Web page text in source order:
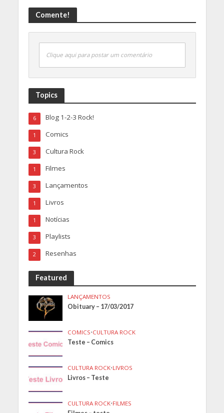
Comente!
Clique aqui para postar um comentário
Topics
Blog 1-2-3 Rock!
6
Comics
1
Cultura Rock
3
Filmes
1
Lançamentos
3
Livros
1
Notícias
1
Playlists
3
Resenhas
2
Featured
LANÇAMENTOS
Obituary – 17/03/2017
COMICS•CULTURA ROCK
Teste – Comics
CULTURA ROCK•LIVROS
Livros – Teste
CULTURA ROCK•FILMES